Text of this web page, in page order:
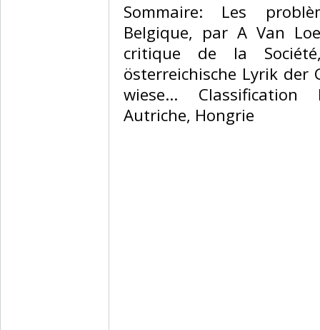
‎Sommaire: Les
Belgique, par A Van
critique de la
österreichische Lyrik der
wiese... Classification
Autriche, Hongrie‎